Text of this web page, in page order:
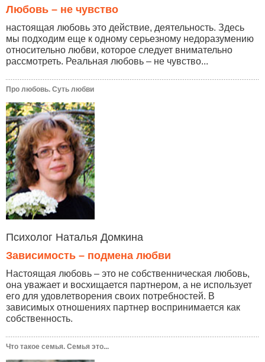
Любовь – не чувство
настоящая любовь это действие, деятельность. Здесь
мы подходим еще к одному серьезному недоразумению
относительно любви, которое следует внимательно
рассмотреть. Реальная любовь – не чувство...
Про любовь. Суть любви
Психолог Наталья Домкина
Зависимость – подмена любви
Настоящая любовь – это не собственническая любовь,
она уважает и восхищается партнером, а не использует
его для удовлетворения своих потребностей. В
зависимых отношениях партнер воспринимается как
собственность.
Что такое семья. Семья это...